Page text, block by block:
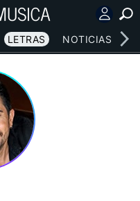
LETRAS NOTICIAS